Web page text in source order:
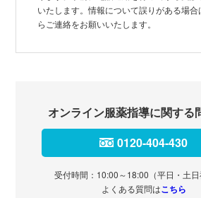
いたします。情報について誤りがある場
らご連絡をお願いいたします。
オンライン服薬指導に関する
0120-404-430
受付時間：10:00～18:00（平日・土日
よくある質問はこちら